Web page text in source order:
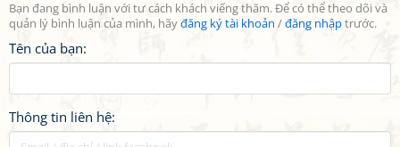
Bạn đang bình luận với tư cách khách viếng thăm. Để có thể theo dõi và
quản lý bình luận của mình, hãyđăng ký tài khoản /đăng nhậptrước.
Tên của bạn:
Thông tin liên hệ: